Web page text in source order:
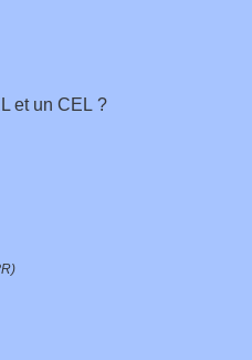
et un CEL ?